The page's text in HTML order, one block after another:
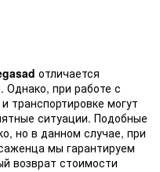
отличается
Однако, при работе с
транспортировке могут
ситуации. Подобные
но в данном случае, при
мы гарантируем
возврат стоимости